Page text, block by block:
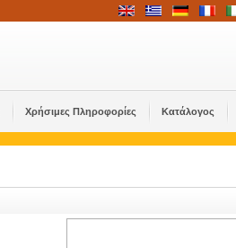
Χρήσιμες Πληροφορίες Κατάλογος